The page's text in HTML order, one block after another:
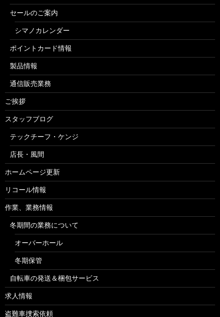
セールのご案内
シマノカレンダー
ポイントカード情報
製品情報
通信販売業務
ご挨拶
スタッフブログ
テックチーフ・ケンジ
店長・風間
ホームページ更新
リコール情報
作業、業務情報
冬期間の業務について
オーバーホール
冬期保管
自転車の発送＆梱包サービス
求人情報
盗難車捜索依頼